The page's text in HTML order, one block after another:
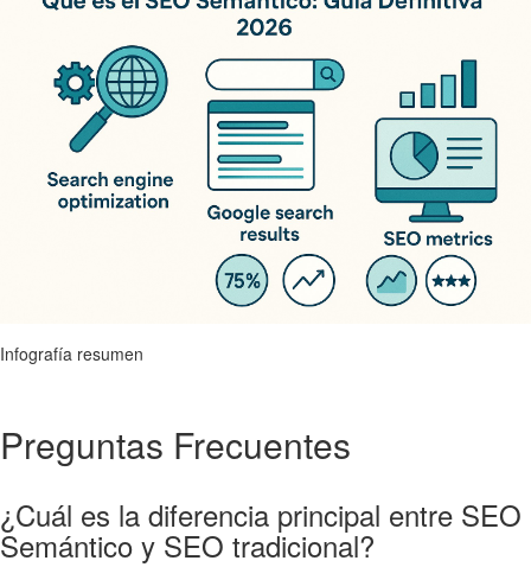
Infografía resumen
Preguntas Frecuentes
¿Cuál es la diferencia principal entre SEO
Semántico y SEO tradicional?